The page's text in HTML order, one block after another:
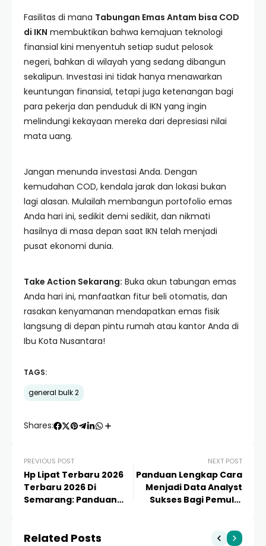
Fasilitas di mana Tabungan Emas Antam bisa COD
di IKN membuktikan bahwa kemajuan teknologi
finansial kini menyentuh setiap sudut pelosok
negeri, bahkan di wilayah yang sedang dibangun
sekalipun. Investasi ini tidak hanya menawarkan
keuntungan finansial, tetapi juga ketenangan bagi
para pekerja dan penduduk di IKN yang ingin
melindungi kekayaan mereka dari depresiasi nilai
mata uang.
Jangan menunda investasi Anda. Dengan
kemudahan COD, kendala jarak dan lokasi bukan
lagi alasan. Mulailah membangun portofolio emas
Anda hari ini, sedikit demi sedikit, dan nikmati
hasilnya di masa depan saat IKN telah menjadi
pusat ekonomi dunia.
Take Action Sekarang: Buka akun tabungan emas
Anda hari ini, manfaatkan fitur beli otomatis, dan
rasakan kenyamanan mendapatkan emas fisik
langsung di depan pintu rumah atau kantor Anda di
Ibu Kota Nusantara!
TAGS:
general bulk 2
Shares:
PREVIOUS POST
Hp Lipat Terbaru 2026
Terbaru 2026 Di
Semarang: Panduan
NEXT POST
Panduan Lengkap Cara
Menjadi Data Analyst
Sukses Bagi Pemula:
Related Posts